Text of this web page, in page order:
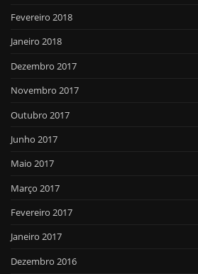
Fevereiro 2018
Janeiro 2018
Dezembro 2017
Novembro 2017
Outubro 2017
Junho 2017
Maio 2017
Março 2017
Fevereiro 2017
Janeiro 2017
Dezembro 2016